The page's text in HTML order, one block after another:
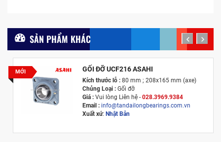
SẢN PHẨM KHÁC
MỚI GỐI ĐỠ UCF216 ASAHI
Kích thước lỗ : 80 mm ; 208x165 mm (axe)
Chủng Loại : Gối đỡ
Giá :Vui lòng Liên hệ - 028.3969.9384
Email : info@tandailongbearings.com.vn
Xuất xứ: Nhật Bản
prev next